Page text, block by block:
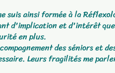
suis ainsi formée à la
d'implication et d'intérêt
en plus.
des séniors et
Leurs fragilités me